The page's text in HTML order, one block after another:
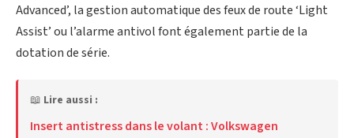
Advanced’, la gestion automatique des feux de route ‘Light
Assist’ ou l’alarme antivol font également partie de la
dotation de série.
📖 Lire aussi :
Insert antistress dans le volant : Volkswagen